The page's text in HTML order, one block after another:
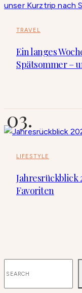
TRAVEL
Ein langes
Spätsommer –
LIFESTYLE
Jahresrückblick
Favoriten